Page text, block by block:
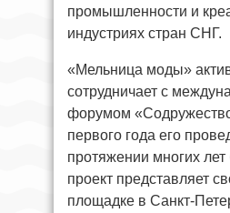
промышленности и
индустриях стран СНГ.
«Мельница моды»
сотрудничает с
форумом
первого года его
протяжении многих лет
проект представляет
площадке в Санкт-